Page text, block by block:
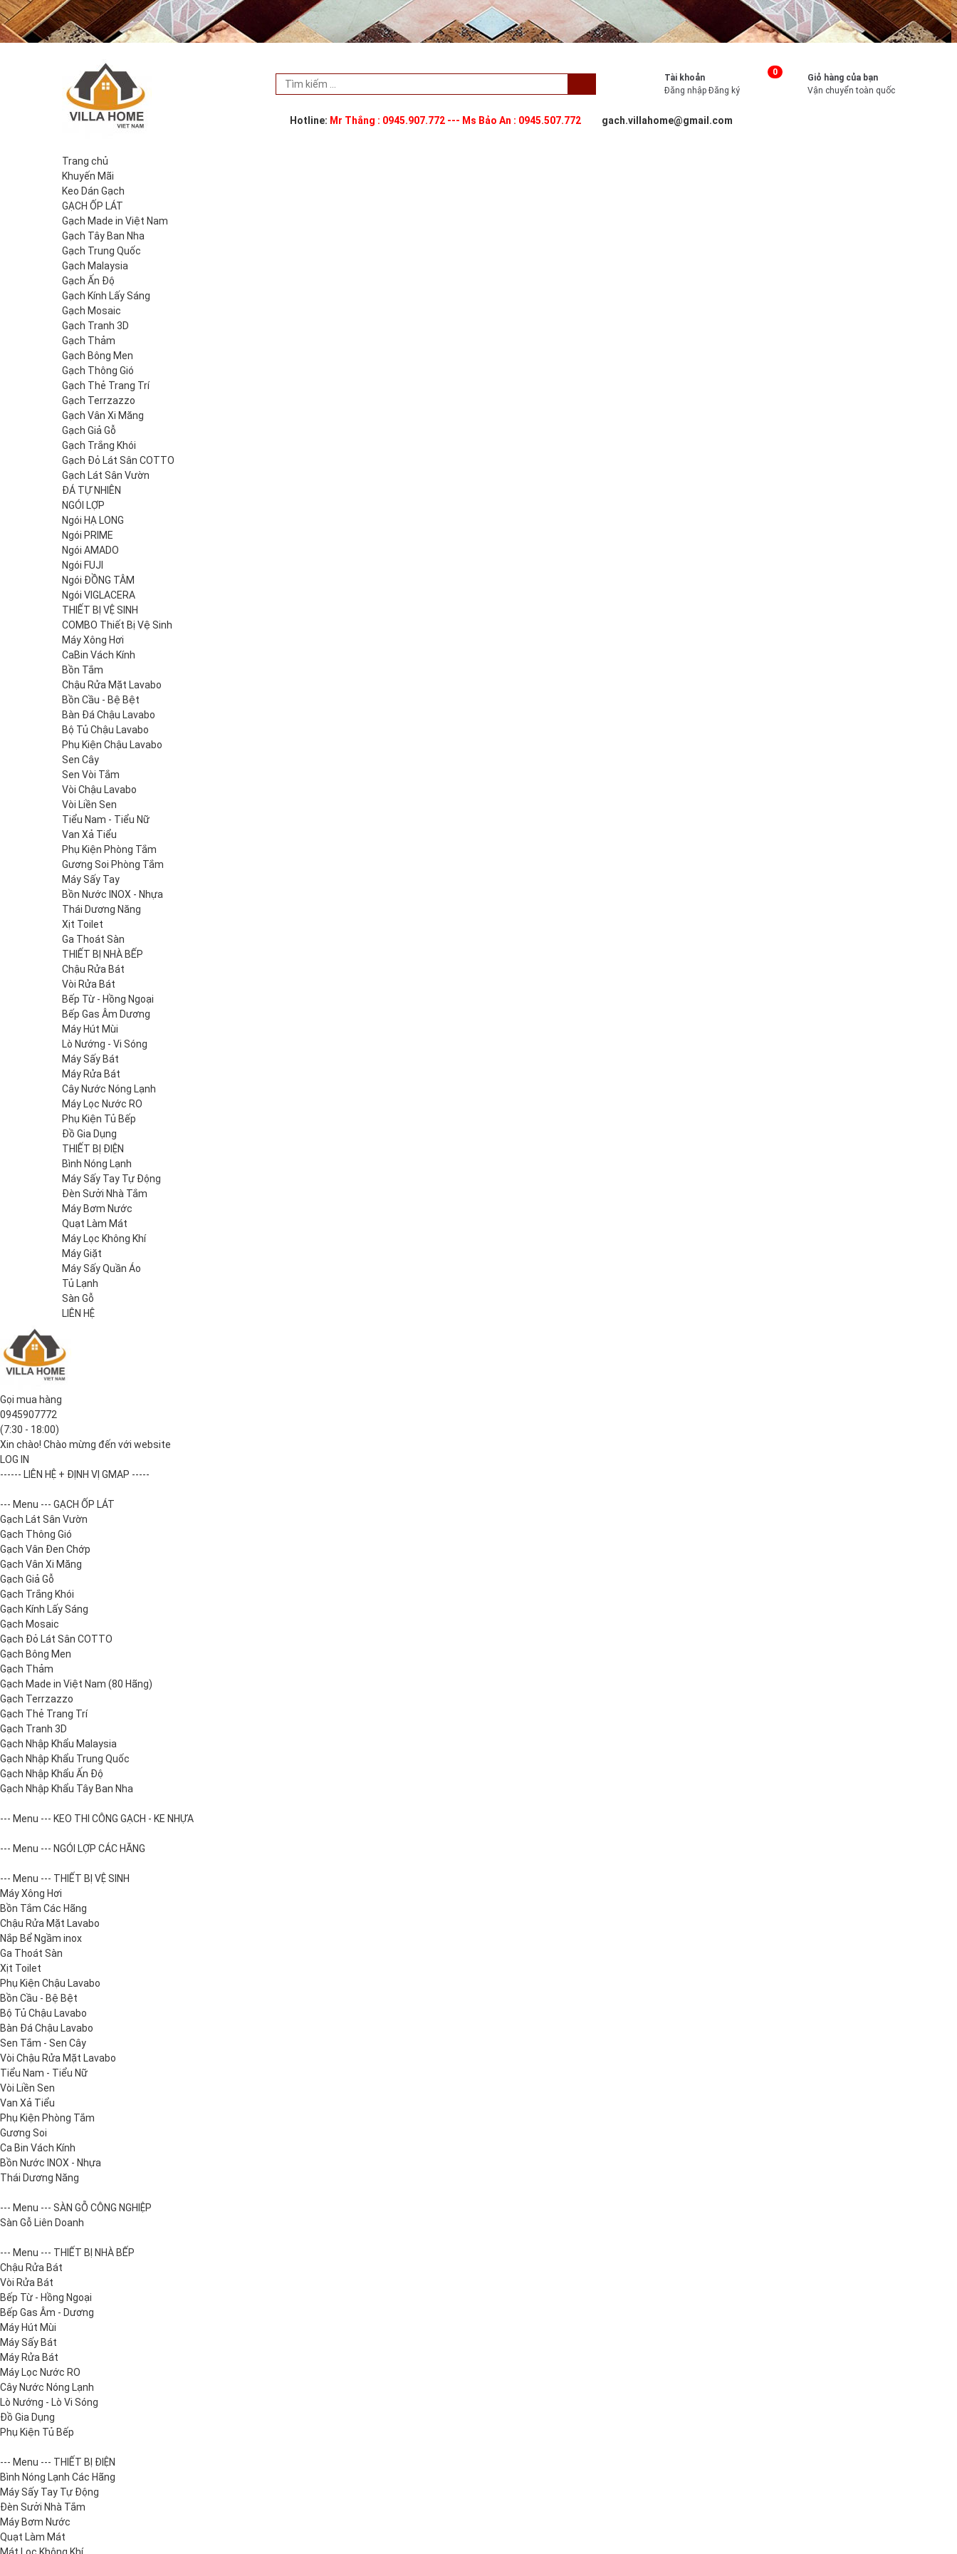
Tài khoản
Đăng nhập Đăng ký
0
Giỏ hàng của bạn
Vận chuyển toàn quốc
Hotline: Mr Thắng : 0945.907.772 --- Ms Bảo An : 0945.507.772 gach.villahome@gmail.com
Trang chủ
Khuyến Mãi
Keo Dán Gạch
GẠCH ỐP LÁT
Gạch Made in Việt Nam
Gạch Tây Ban Nha
Gạch Trung Quốc
Gạch Malaysia
Gạch Ấn Độ
Gạch Kính Lấy Sáng
Gạch Mosaic
Gạch Tranh 3D
Gạch Thảm
Gạch Bông Men
Gạch Thông Gió
Gạch Thẻ Trang Trí
Gạch Terrzazzo
Gạch Vân Xi Măng
Gạch Giả Gỗ
Gạch Trắng Khói
Gạch Đỏ Lát Sân COTTO
Gạch Lát Sân Vườn
ĐÁ TỰ NHIÊN
NGÓI LỢP
Ngói HẠ LONG
Ngói PRIME
Ngói AMADO
Ngói FUJI
Ngói ĐỒNG TÂM
Ngói VIGLACERA
THIẾT BỊ VỆ SINH
COMBO Thiết Bị Vệ Sinh
Máy Xông Hơi
CaBin Vách Kính
Bồn Tắm
Chậu Rửa Mặt Lavabo
Bồn Cầu - Bệ Bệt
Bàn Đá Chậu Lavabo
Bộ Tủ Chậu Lavabo
Phụ Kiện Chậu Lavabo
Sen Cây
Sen Vòi Tắm
Vòi Chậu Lavabo
Vòi Liền Sen
Tiểu Nam - Tiểu Nữ
Van Xả Tiểu
Phụ Kiện Phòng Tắm
Gương Soi Phòng Tắm
Máy Sấy Tay
Bồn Nước INOX - Nhựa
Thái Dương Năng
Xịt Toilet
Ga Thoát Sàn
THIẾT BỊ NHÀ BẾP
Chậu Rửa Bát
Vòi Rửa Bát
Bếp Từ - Hồng Ngoại
Bếp Gas Âm Dương
Máy Hút Mùi
Lò Nướng - Vi Sóng
Máy Sấy Bát
Máy Rửa Bát
Cây Nước Nóng Lạnh
Máy Lọc Nước RO
Phụ Kiện Tủ Bếp
Đồ Gia Dụng
THIẾT BỊ ĐIỆN
Bình Nóng Lạnh
Máy Sấy Tay Tự Động
Đèn Sưởi Nhà Tắm
Máy Bơm Nước
Quạt Làm Mát
Máy Lọc Không Khí
Máy Giặt
Máy Sấy Quần Áo
Tủ Lạnh
Sàn Gỗ
LIÊN HỆ
Gọi mua hàng
0945907772
(7:30 - 18:00)
Xin chào! Chào mừng đến với website
LOG IN
------ LIÊN HỆ + ĐỊNH VỊ GMAP -----
--- Menu --- GẠCH ỐP LÁT
Gạch Lát Sân Vườn
Gạch Thông Gió
Gạch Vân Đen Chớp
Gạch Vân Xi Măng
Gạch Giả Gỗ
Gạch Trắng Khói
Gạch Kính Lấy Sáng
Gạch Mosaic
Gạch Đỏ Lát Sân COTTO
Gạch Bông Men
Gạch Thảm
Gạch Made in Việt Nam (80 Hãng)
Gạch Terrzazzo
Gạch Thẻ Trang Trí
Gạch Tranh 3D
Gạch Nhập Khẩu Malaysia
Gạch Nhập Khẩu Trung Quốc
Gạch Nhập Khẩu Ấn Độ
Gạch Nhập Khẩu Tây Ban Nha
--- Menu --- KEO THI CÔNG GẠCH - KE NHỰA
--- Menu --- NGÓI LỢP CÁC HÃNG
--- Menu --- THIẾT BỊ VỆ SINH
Máy Xông Hơi
Bồn Tắm Các Hãng
Chậu Rửa Mặt Lavabo
Nắp Bể Ngầm inox
Ga Thoát Sàn
Xịt Toilet
Phụ Kiện Chậu Lavabo
Bồn Cầu - Bệ Bệt
Bộ Tủ Chậu Lavabo
Bàn Đá Chậu Lavabo
Sen Tắm - Sen Cây
Vòi Chậu Rửa Mặt Lavabo
Tiểu Nam - Tiểu Nữ
Vòi Liền Sen
Van Xả Tiểu
Phụ Kiện Phòng Tắm
Gương Soi
Ca Bin Vách Kính
Bồn Nước INOX - Nhựa
Thái Dương Năng
--- Menu --- SÀN GỖ CÔNG NGHIỆP
Sàn Gỗ Liên Doanh
--- Menu --- THIẾT BỊ NHÀ BẾP
Chậu Rửa Bát
Vòi Rửa Bát
Bếp Từ - Hồng Ngoại
Bếp Gas Âm - Dương
Máy Hút Mùi
Máy Sấy Bát
Máy Rửa Bát
Máy Lọc Nước RO
Cây Nước Nóng Lạnh
Lò Nướng - Lò Vi Sóng
Đồ Gia Dụng
Phụ Kiện Tủ Bếp
--- Menu --- THIẾT BỊ ĐIỆN
Bình Nóng Lạnh Các Hãng
Máy Sấy Tay Tự Động
Đèn Sưởi Nhà Tắm
Máy Bơm Nước
Quạt Làm Mát